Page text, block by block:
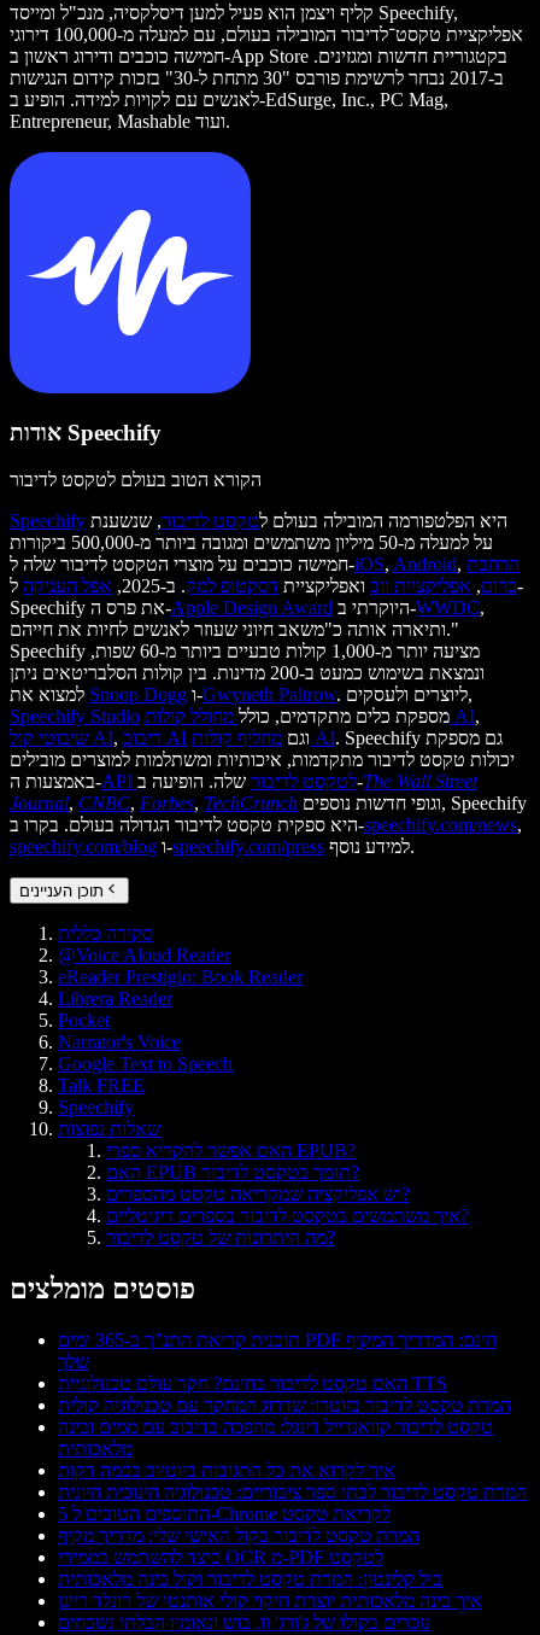
קליף ויצמן הוא פעיל למען דיסלקסיה, מנכ"ל ומייסד Speechify,
אפליקציית טקסט־לדיבור המובילה בעולם, עם למעלה מ-100,000 דירוגי
חמישה כוכבים ודירוג ראשון ב-App Store בקטגוריית חדשות ומגזינים.
ב-2017 נבחר לרשימת פורבס "30 מתחת ל-30" בזכות קידום הנגישות
לאנשים עם לקויות למידה. הופיע ב-EdSurge, Inc., PC Mag,
Entrepreneur, Mashable ועוד.
אודות Speechify
הקורא הטוב בעולם לטקסט לדיבור
Speechify
היא הפלטפורמה המובילה בעולם לטקסט לדיבור, שנשענת
על למעלה מ-50 מיליון משתמשים ומגובה ביותר מ-500,000 ביקורות
חמישה כוכבים על מוצרי הטקסט לדיבור שלה ל-iOS, Android, הרחבת
כרום, אפליקציית ווב ואפליקציית דסקטופ למק. ב-2025, אפל העניקה ל-
Speechify את פרס ה-Apple Design Award היוקרתי ב-WWDC,
ותיארה אותה כ"משאב חיוני שעוזר לאנשים לחיות את חייהם."
Speechify מציעה יותר מ-1,000 קולות טבעיים ביותר מ-60 שפות,
ונמצאת בשימוש כמעט ב-200 מדינות. בין קולות הסלבריטאים ניתן
Snoop Dogg ו-Gwyneth Paltrow
. ליוצרים ולעסקים,
Speechify Studio
מספקת כלים מתקדמים, כולל מחולל קולות AI,
שיבוטי קול AI, דיבוב AI וגם מחליף קולות AI. Speechify גם מספקת
יכולות טקסט לדיבור מתקדמות, איכותיות ומשתלמות למוצרים מובילים
באמצעות ה-
API לטקסט לדיבורשלה. הופיעה ב-The Wall Street
Journal, CNBC, Forbes, TechCrunch
היא ספקית טקסט לדיבור הגדולה בעולם. בקרו ב-speechify.com/news,
speechify.com/blog ו-speechify.com/press למידע נוסף.
תוכן העניינים
סקירה כללית
@Voice Aloud Reader
eReader Prestigio: Book Reader
Librera Reader
Pocket
Narrator's Voice
Google Text to Speech
Talk FREE
Speechify
שאלות נפוצות
האם אפשר להקריא ספרי EPUB?
האם EPUB תומך בטקסט לדיבור?
יש אפליקציה שמקריאה טקסט מהספרים?
איך משתמשים בטקסט לדיבור בספרים דיגיטליים?
מה היתרונות של טקסט לדיבור?
פוסטים מומלצים
תוכנית קריאת התנ"ך ב-365 ימים PDF חינם: המדריך המקיף
שלך
האם טקסט לדיבור בחינם? חקר עולם טכנולוגיית TTS
המרת טקסט לדיבור בזוטרו: שדרוג המחקר עם טכנולוגיה קולית
טקסט לדיבור קוואנדייל דינגל: מהפכה בדיבוב עם ממים ובינה
מלאכותית
איך לקרוא את כל התגובות ביוטיוב בכמה דקות
המרת טקסט לדיבור לבתי ספר ציבוריים: טכנולוגיה חינוכית חיונית
5 התוספים הטובים ל-Chrome לקריאת טקסט
המרת טקסט לדיבור בקול האישי שלי: מדריך מקיף
כיצד להשתמש בממירי OCR מ-PDF לטקסט
ביל קלינטון: המרת טקסט לדיבור וקול בינה מלאכותית
איך בינה מלאכותית יוצרת חיקוי קולי אותנטי של רונלד רייגן
נזכרים בקולו של ג'ורג' וו. בוש ונאומיו הבלתי נשכחים